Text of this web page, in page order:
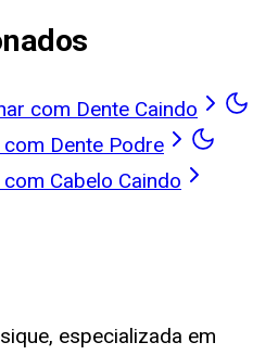
com Dente Caindo
Dente Podre
Cabelo Caindo
especializada em